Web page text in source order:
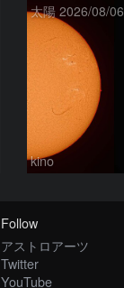
太陽 2026/08/06
kino
Follow
アストロアーツ
Twitter
YouTube